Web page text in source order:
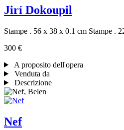
Jirí Dokoupil
Stampe . 56 x 38 x 0.1 cm Stampe .
300 €
A proposito dell'opera
Venduta da
Descrizione
Nef